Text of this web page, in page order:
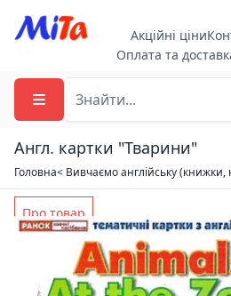
Акційні ціни
Оплата та
Англ. картки "Тварини"
Головна< Вивчаємо англійську (книжки,
Про товар